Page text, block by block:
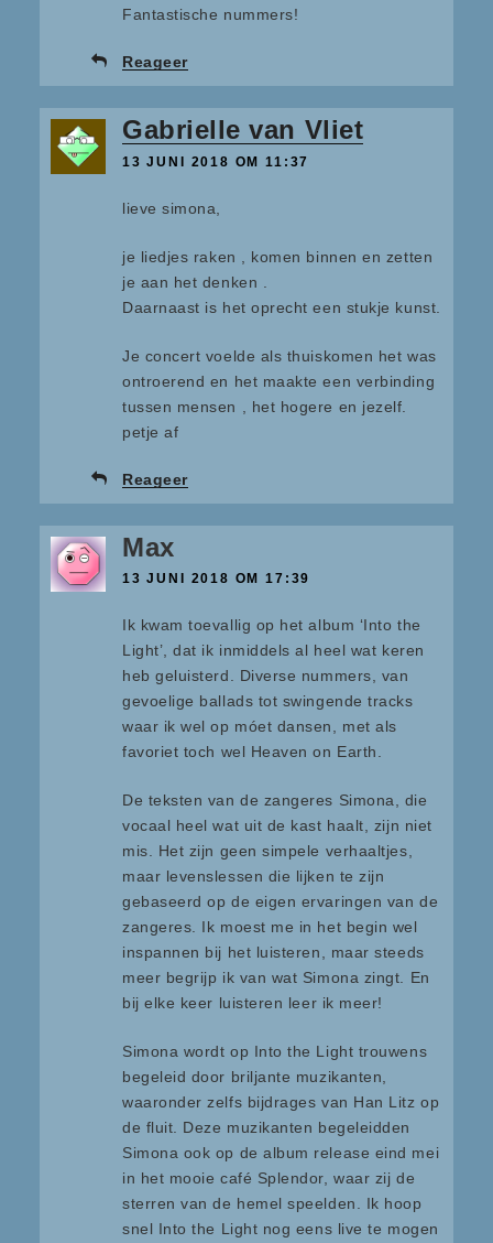
Fantastische nummers!
Reageer
Gabrielle van Vliet
13 JUNI 2018 OM 11:37
lieve simona,
je liedjes raken , komen binnen en zetten
je aan het denken .
Daarnaast is het oprecht een stukje kunst.
Je concert voelde als thuiskomen het was
ontroerend en het maakte een verbinding
tussen mensen , het hogere en jezelf.
petje af
Reageer
Max
13 JUNI 2018 OM 17:39
Ik kwam toevallig op het album ‘Into the
Light’, dat ik inmiddels al heel wat keren
heb geluisterd. Diverse nummers, van
gevoelige ballads tot swingende tracks
waar ik wel op móet dansen, met als
favoriet toch wel Heaven on Earth.
De teksten van de zangeres Simona, die
vocaal heel wat uit de kast haalt, zijn niet
mis. Het zijn geen simpele verhaaltjes,
maar levenslessen die lijken te zijn
gebaseerd op de eigen ervaringen van de
zangeres. Ik moest me in het begin wel
inspannen bij het luisteren, maar steeds
meer begrijp ik van wat Simona zingt. En
bij elke keer luisteren leer ik meer!
Simona wordt op Into the Light trouwens
begeleid door briljante muzikanten,
waaronder zelfs bijdrages van Han Litz op
de fluit. Deze muzikanten begeleidden
Simona ook op de album release eind mei
in het mooie café Splendor, waar zij de
sterren van de hemel speelden. Ik hoop
snel Into the Light nog eens live te mogen